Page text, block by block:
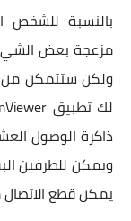
بالنسبة للشخص
مزعجة بعض
ولكن ستتمكن من
ذاكرة الوصول
ويمكن للطرفين
يمكن قطع